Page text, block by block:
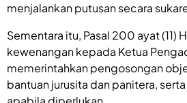
menjalankan putusan secara
Sementara itu, Pasal 200 ayat (11)
kewenangan kepada Ketua
memerintahkan pengosongan
bantuan jurusita dan panitera,